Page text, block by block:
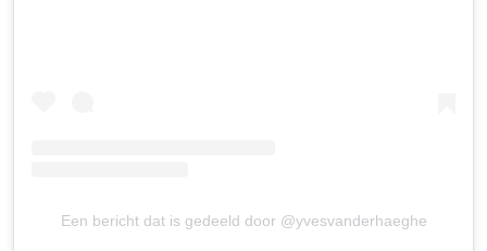
Een bericht dat is gedeeld door @yvesvanderhaeghe